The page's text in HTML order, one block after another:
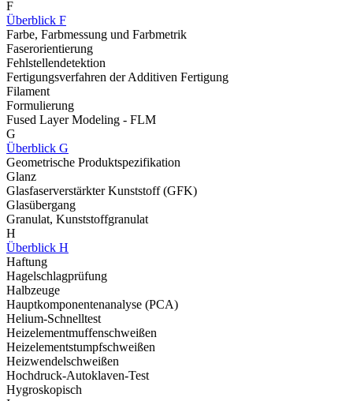
F
Überblick F
Farbe, Farbmessung und Farbmetrik
Faserorientierung
Fehlstellendetektion
Fertigungsverfahren der Additiven Fertigung
Filament
Formulierung
Fused Layer Modeling - FLM
G
Überblick G
Geometrische Produktspezifikation
Glanz
Glasfaserverstärkter Kunststoff (GFK)
Glasübergang
Granulat, Kunststoffgranulat
H
Überblick H
Haftung
Hagelschlagprüfung
Halbzeuge
Hauptkomponentenanalyse (PCA)
Helium-Schnelltest
Heizelementmuffenschweißen
Heizelementstumpfschweißen
Heizwendelschweißen
Hochdruck-Autoklaven-Test
Hygroskopisch